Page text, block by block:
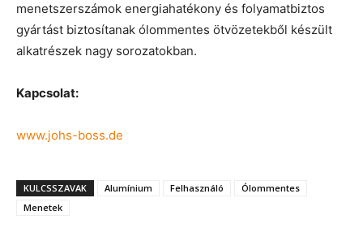
menetszerszámok energiahatékony és folyamatbiztos
gyártást biztosítanak ólommentes ötvözetekből készült
alkatrészek nagy sorozatokban.
Kapcsolat:
www.johs-boss.de
KULCSSZAVAK Alumínium Felhasználó
Ólommentes
Menetek